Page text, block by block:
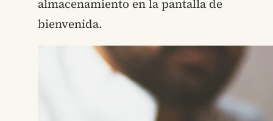
almacenamiento en la pantalla de
bienvenida.